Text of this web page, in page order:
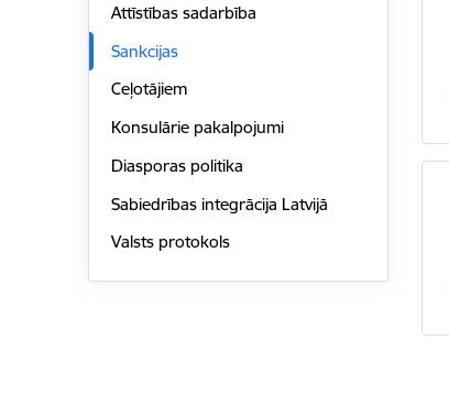
Attīstības sadarbība
Sankcijas
Ceļotājiem
Konsulārie pakalpojumi
Diasporas politika
Sabiedrības integrācija Latvijā
Valsts protokols